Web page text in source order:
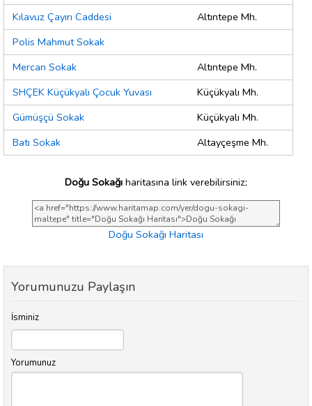
Kılavuz Çayırı Caddesi
Altıntepe Mh.
Polis Mahmut Sokak
Mercan Sokak
Altıntepe Mh.
SHÇEK Küçükyalı Çocuk Yuvası
Küçükyalı Mh.
Gümüşçü Sokak
Küçükyalı Mh.
Batı Sokak
Altayçeşme Mh.
Doğu Sokağı haritasına link verebilirsiniz;
Doğu Sokağı Haritası
Yorumunuzu Paylaşın
İsminiz
Yorumunuz